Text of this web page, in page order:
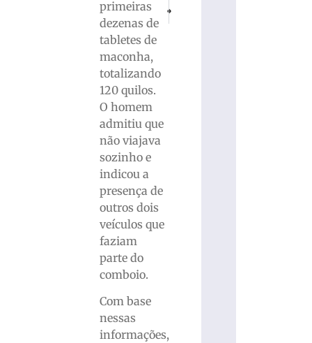
primeiras
dezenas de
tabletes de
maconha,
totalizando
120 quilos.
O homem
admitiu que
não viajava
sozinho e
indicou a
presença de
outros dois
veículos que
faziam
parte do
comboio.
Com base
nessas
informações,